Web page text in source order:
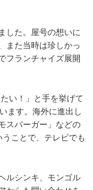
した。屋号の想いに
また当時は珍しかっ
フランチャイズ展開
い！」と手を挙げて
ます。海外に進出し
スバーガー」などの
ことで、テレビでも
ルシンキ、モンゴル